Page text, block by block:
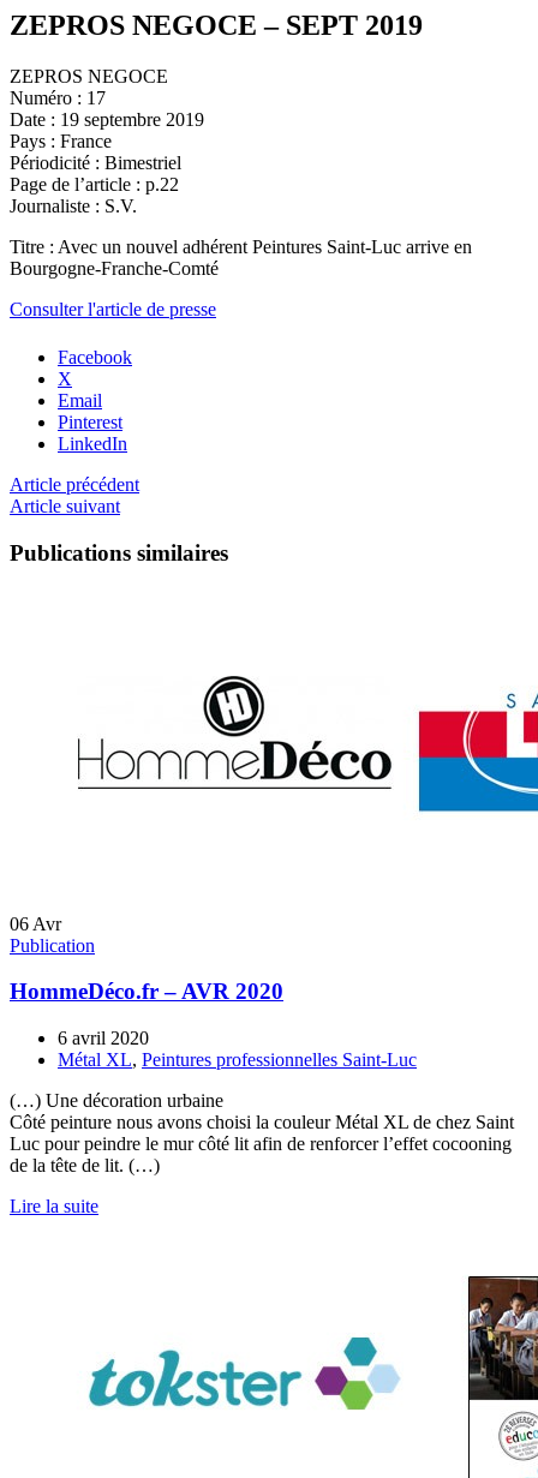
ZEPROS NEGOCE – SEPT 2019
ZEPROS NEGOCE
Numéro : 17
Date : 19 septembre 2019
Pays : France
Périodicité : Bimestriel
Page de l’article : p.22
Journaliste : S.V.
Titre : Avec un nouvel adhérent Peintures Saint-Luc arrive en
Bourgogne-Franche-Comté
Consulter l'article de presse
Facebook
X
Email
Pinterest
LinkedIn
Article précédent
Article suivant
Publications similaires
06 Avr
Publication
HommeDéco.fr – AVR 2020
6 avril 2020
Métal XL, Peintures professionnelles Saint-Luc
(…) Une décoration urbaine
Côté peinture nous avons choisi la couleur Métal XL de chez Saint
Luc pour peindre le mur côté lit afin de renforcer l’effet cocooning
de la tête de lit. (…)
Lire la suite